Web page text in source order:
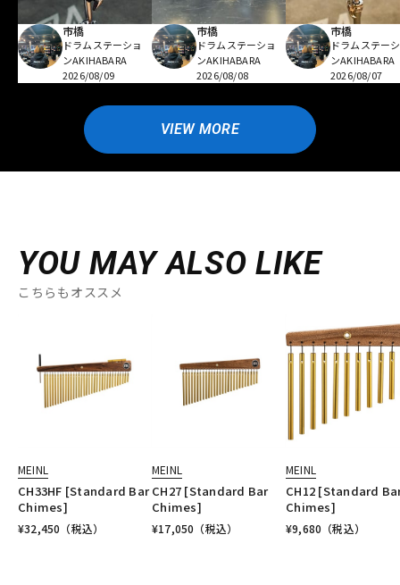
市橋
ドラムステーショ
ンAKIHABARA
2026/08/09
市橋
ドラムステーショ
ンAKIHABARA
2026/08/08
市橋
ドラムステー
ンAKIHABARA
2026/08/07
VIEW MORE
YOU MAY ALSO LIKE
こちらもオススメ
MEINL
CH33HF [Standard Bar
Chimes]
¥32,450 （税込）
MEINL
CH27 [Standard Bar
Chimes]
¥17,050 （税込）
MEINL
CH12 [Standard
Chimes]
¥9,680 （税込）